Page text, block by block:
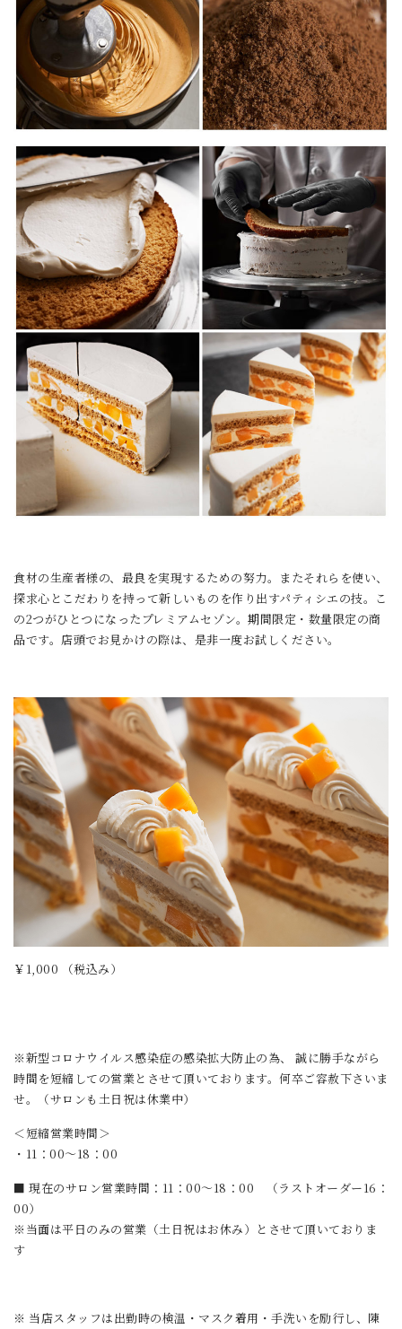
食材の生産者様の、最良を実現するための努力。またそれらを使い、
探求心とこだわりを持って新しいものを作り出すパティシエの技。こ
の2つがひとつになったプレミアムセゾン。期間限定・数量限定の商
品です。店頭でお見かけの際は、是非一度お試しください。
￥1,000 （税込み）
※新型コロナウイルス感染症の感染拡大防止の為、 誠に勝手ながら
時間を短縮しての営業とさせて頂いております。何卒ご容赦下さいま
せ。（サロンも土日祝は休業中）
＜短縮営業時間＞
・11：00～18：00
■ 現在のサロン営業時間：11：00～18：00 （ラストオーダー16：
00）
※当面は平日のみの営業（土日祝はお休み）とさせて頂いておりま
す
※ 当店スタッフは出勤時の検温・マスク着用・手洗いを励行し、陳